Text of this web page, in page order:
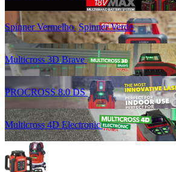
Spinner Vermelho Spinner Verde
Multicross 3D Brave
PROCROSS 8.0 DS
Multicross 4D Electronic